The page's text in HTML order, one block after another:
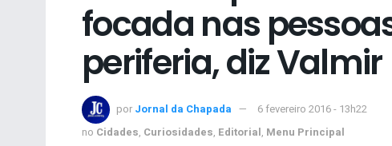
focada nas
periferia, diz Valmir
por Jornal da Chapada
6 fevereiro 2016 - 13h22
no Cidades, Curiosidades, Editorial, Menu Principal